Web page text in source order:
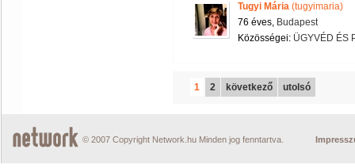
Tugyi Mária (tugyimaria)
76 éves, Budapest
Közösségei: ÜGYVÉD ÉS
1 2 következő utolsó
© 2007 Copyright Network.hu Minden jog fenntartva.